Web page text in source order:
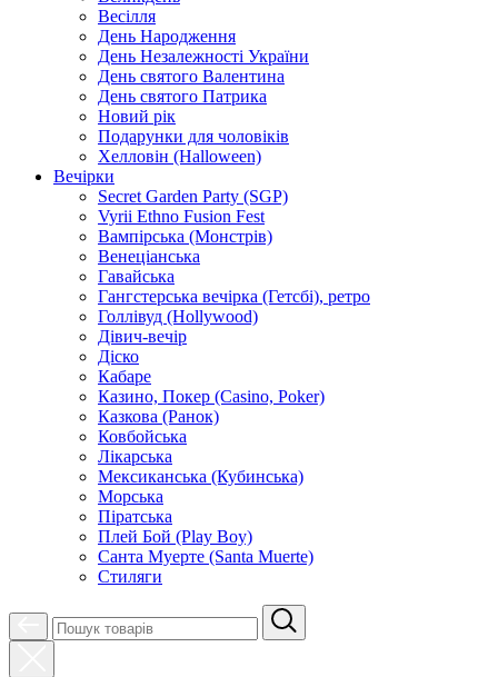
Весілля
День Народження
День Незалежності України
День святого Валентина
День святого Патрика
Новий рік
Подарунки для чоловіків
Хелловін (Halloween)
Вечірки
Secret Garden Party (SGP)
Vyrii Ethno Fusion Fest
Вампірська (Монстрів)
Венеціанська
Гавайська
Гангстерська вечірка (Гетсбі), ретро
Голлівуд (Hollywood)
Дівич-вечір
Діско
Кабаре
Казино, Покер (Casino, Poker)
Казкова (Ранок)
Ковбойська
Лікарська
Мексиканська (Кубинська)
Морська
Піратська
Плей Бой (Play Boy)
Санта Муерте (Santa Muerte)
Стиляги